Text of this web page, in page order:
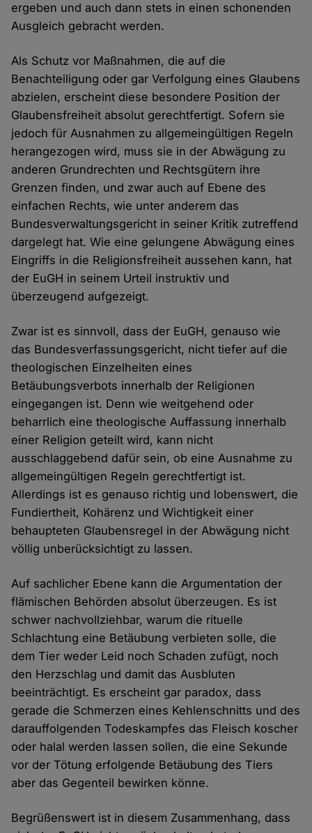
ergeben und auch dann stets in einen schonenden
Ausgleich gebracht werden.
Als Schutz vor Maßnahmen, die auf die
Benachteiligung oder gar Verfolgung eines Glaubens
abzielen, erscheint diese besondere Position der
Glaubensfreiheit absolut gerechtfertigt. Sofern sie
jedoch für Ausnahmen zu allgemeingültigen Regeln
herangezogen wird, muss sie in der Abwägung zu
anderen Grundrechten und Rechtsgütern ihre
Grenzen finden, und zwar auch auf Ebene des
einfachen Rechts, wie unter anderem das
Bundesverwaltungsgericht in seiner Kritik zutreffend
dargelegt hat. Wie eine gelungene Abwägung eines
Eingriffs in die Religionsfreiheit aussehen kann, hat
der EuGH in seinem Urteil instruktiv und
überzeugend aufgezeigt.
Zwar ist es sinnvoll, dass der EuGH, genauso wie
das Bundesverfassungsgericht, nicht tiefer auf die
theologischen Einzelheiten eines
Betäubungsverbots innerhalb der Religionen
eingegangen ist. Denn wie weitgehend oder
beharrlich eine theologische Auffassung innerhalb
einer Religion geteilt wird, kann nicht
ausschlaggebend dafür sein, ob eine Ausnahme zu
allgemeingültigen Regeln gerechtfertigt ist.
Allerdings ist es genauso richtig und lobenswert, die
Fundiertheit, Kohärenz und Wichtigkeit einer
behaupteten Glaubensregel in der Abwägung nicht
völlig unberücksichtigt zu lassen.
Auf sachlicher Ebene kann die Argumentation der
flämischen Behörden absolut überzeugen. Es ist
schwer nachvollziehbar, warum die rituelle
Schlachtung eine Betäubung verbieten solle, die
dem Tier weder Leid noch Schaden zufügt, noch
den Herzschlag und damit das Ausbluten
beeinträchtigt. Es erscheint gar paradox, dass
gerade die Schmerzen eines Kehlenschnitts und des
darauffolgenden Todeskampfes das Fleisch koscher
oder halal werden lassen sollen, die eine Sekunde
vor der Tötung erfolgende Betäubung des Tiers
aber das Gegenteil bewirken könne.
Begrüßenswert ist in diesem Zusammenhang, dass